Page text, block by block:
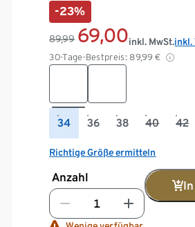
-23%
89,99 69,00
30-Tage-Bestpreis: 89,99 €
inkl. MwSt.inkl.
34 36 38 40 42
Richtige Größe ermitteln
Anzahl